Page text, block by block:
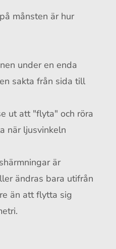
månsten är hur
under en enda
sakta från sida till
ut att "flyta" och röra
när ljusvinkeln
är
ändras bara utifrån
än att flytta sig